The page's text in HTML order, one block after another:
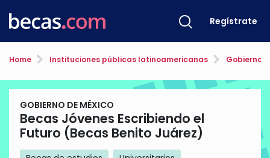
Regístrate
Home Instituciones públicas latinoamericanas Gobierno
GOBIERNO DE MÉXICO
Becas Jóvenes Escribiendo el
Futuro (Becas Benito Juárez)